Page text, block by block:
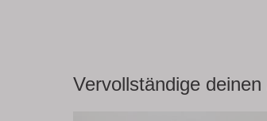
Vervollständige deinen